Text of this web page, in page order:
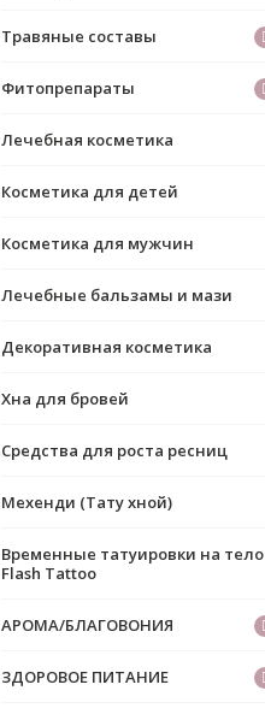
Травяные составы
Фитопрепараты
Лечебная косметика
Косметика для детей
Косметика для мужчин
Лечебные бальзамы и мази
Декоративная косметика
Хна для бровей
Средства для роста ресниц
Мехенди (Тату хной)
Временные татуировки на тело
Flash Tattoo
АРОМА/БЛАГОВОНИЯ
ЗДОРОВОЕ ПИТАНИЕ